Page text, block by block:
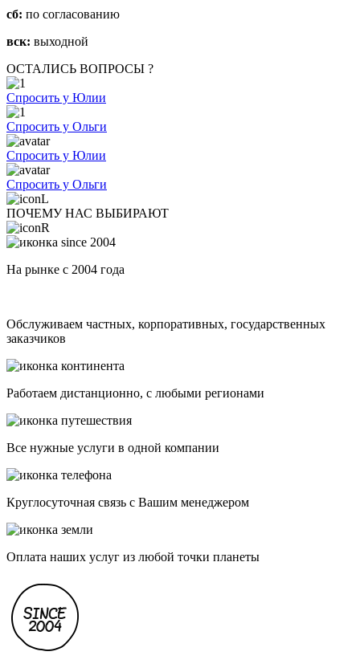
сб: по согласованию
вск: выходной
ОСТАЛИСЬ ВОПРОСЫ ?
Спросить у Юлии
Спросить у Ольги
Спросить у Юлии
Спросить у Ольги
ПОЧЕМУ НАС ВЫБИРАЮТ
На рынке с 2004 года
Обслуживаем частных, корпоративных, государственных
заказчиков
Работаем дистанционно, с любыми регионами
Все нужные услуги в одной компании
Круглосуточная связь с Вашим менеджером
Оплата наших услуг из любой точки планеты